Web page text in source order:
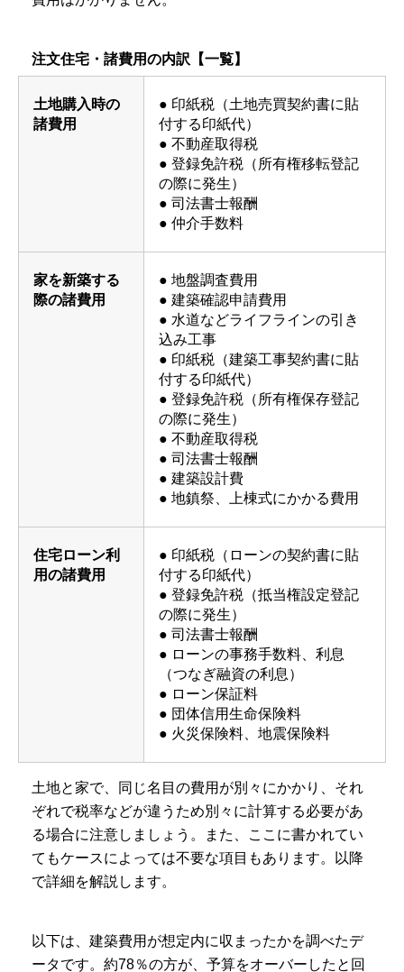
注文住宅・諸費用の内訳【一覧】
土地購入時の
諸費用
● 印紙税（土地売買契約書に貼
付する印紙代）
● 不動産取得税
● 登録免許税（所有権移転登記
の際に発生）
● 司法書士報酬
● 仲介手数料
家を新築する
際の諸費用
● 地盤調査費用
● 建築確認申請費用
● 水道などライフラインの引き
込み工事
● 印紙税（建築工事契約書に貼
付する印紙代）
● 登録免許税（所有権保存登記
の際に発生）
● 不動産取得税
● 司法書士報酬
● 建築設計費
● 地鎮祭、上棟式にかかる費用
住宅ローン利
用の諸費用
● 印紙税（ローンの契約書に貼
付する印紙代）
● 登録免許税（抵当権設定登記
の際に発生）
● 司法書士報酬
● ローンの事務手数料、利息
（つなぎ融資の利息）
● ローン保証料
● 団体信用生命保険料
● 火災保険料、地震保険料
土地と家で、同じ名目の費用が別々にかかり、それ
ぞれで税率などが違うため別々に計算する必要があ
る場合に注意しましょう。また、ここに書かれてい
てもケースによっては不要な項目もあります。以降
で詳細を解説します。
以下は、建築費用が想定内に収まったかを調べたデ
ータです。約78％の方が、予算をオーバーしたと回